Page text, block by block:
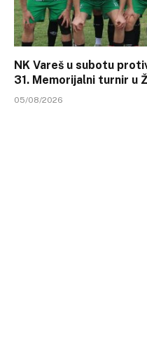
NK Vareš u subotu
31. Memorijalni turnir u
05/08/2026